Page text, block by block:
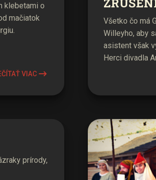
klebetami o
mačiatok
VIAC
Všetko čo má
Willeyho, aby
asistent však
Herci divadla
prírody,